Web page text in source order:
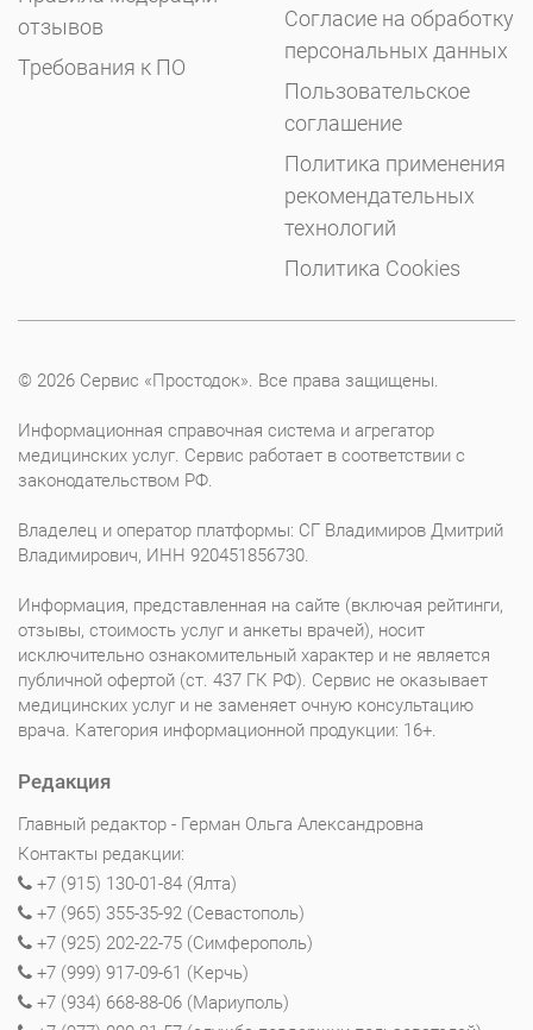
отзывов
Требования к ПО
Согласие на обработку
персональных данных
Пользовательское
соглашение
Политика применения
рекомендательных
технологий
Политика Cookies
© 2026 Сервис «Простодок». Все права защищены.
Информационная справочная система и агрегатор
медицинских услуг. Сервис работает в соответствии с
законодательством РФ.
Владелец и оператор платформы: СГ Владимиров Дмитрий
Владимирович, ИНН 920451856730.
Информация, представленная на сайте (включая рейтинги,
отзывы, стоимость услуг и анкеты врачей), носит
исключительно ознакомительный характер и не является
публичной офертой (ст. 437 ГК РФ). Сервис не оказывает
медицинских услуг и не заменяет очную консультацию
врача. Категория информационной продукции: 16+.
Редакция
Главный редактор - Герман Ольга Александровна
Контакты редакции:
+7 (915) 130-01-84 (Ялта)
+7 (965) 355-35-92 (Севастополь)
+7 (925) 202-22-75 (Симферополь)
+7 (999) 917-09-61 (Керчь)
+7 (934) 668-88-06 (Мариуполь)